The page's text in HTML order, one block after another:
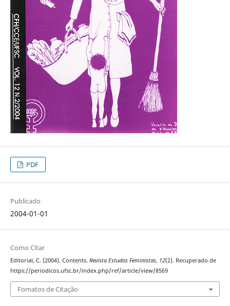
PDF
Publicado
2004-01-01
Como Citar
Editorial, C. (2004). Contents. Revista Estudos Feministas, 12(2). Recuperado de
https://periodicos.ufsc.br/index.php/ref/article/view/8569
Fomatos de Citação